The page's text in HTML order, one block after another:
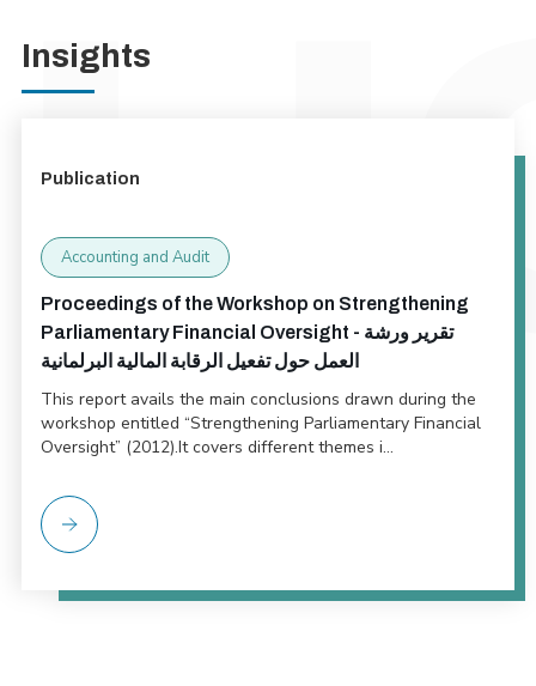
Insights
Publication
Accounting and Audit
Proceedings of the Workshop on Strengthening
Parliamentary Financial Oversight - تقرير ورشة
العمل حول تفعيل الرقابة المالية البرلمانية
This report avails the main conclusions drawn during the
workshop entitled “Strengthening Parliamentary Financial
Oversight” (2012).It covers different themes i...